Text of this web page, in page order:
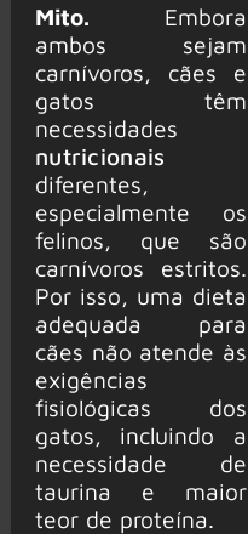
Mito. Embora
ambos sejam
carnívoros, cães e
gatos têm
necessidades
nutricionais
diferentes,
especialmente os
felinos, que são
carnívoros estritos.
Por isso, uma dieta
adequada para
cães não atende às
exigências
fisiológicas dos
gatos, incluindo a
necessidade de
taurina e maior
teor de proteína.